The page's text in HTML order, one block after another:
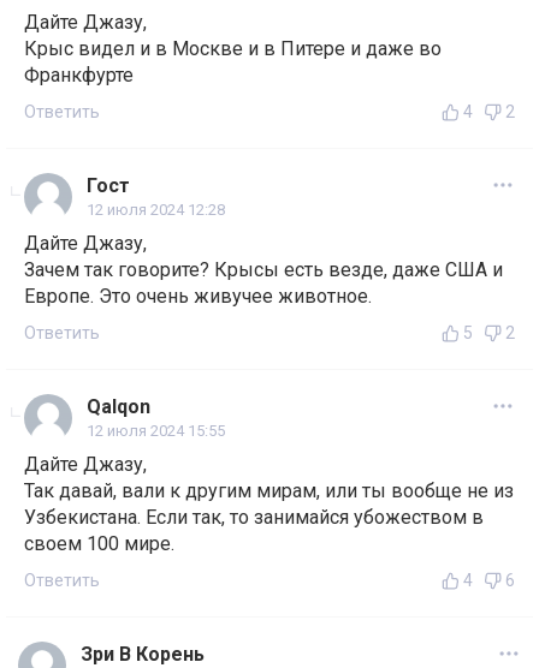
Дайте Джазу,
Крыс видел и в Москве и в Питере и даже во
Франкфурте
Ответить 4 2
Гост
12 июля 2024 12:28
Дайте Джазу,
Зачем так говорите? Крысы есть везде, даже США и
Европе. Это очень живучее животное.
Ответить 5 2
Qalqon
12 июля 2024 15:55
Дайте Джазу,
Так давай, вали к другим мирам, или ты вообще не из
Узбекистана. Если так, то занимайся убожеством в
своем 100 мире.
Ответить 4 6
Зри В Корень